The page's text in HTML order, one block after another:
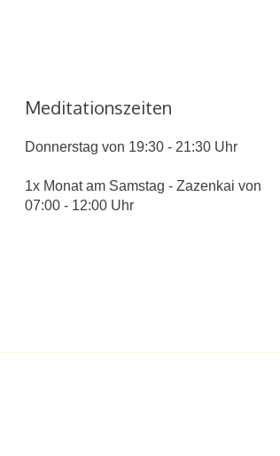
Meditationszeiten
Donnerstag von 19:30 - 21:30 Uhr
1x Monat am Samstag - Zazenkai von
07:00 - 12:00 Uhr